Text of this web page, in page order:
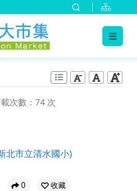
次數：74 次
北市立清水國小)
0
收藏